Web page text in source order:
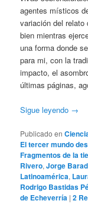
agentes místicos
variación del
bien mientras
una forma donde
para mi, con la
impacto, el
últimas páginas,
Sigue leyendo →
Publicado en
El tercer mundo
Fragmentos de la
Rivero,Jorge
Latinoamérica,
Rodrigo Bastidas
de Echeverría |2